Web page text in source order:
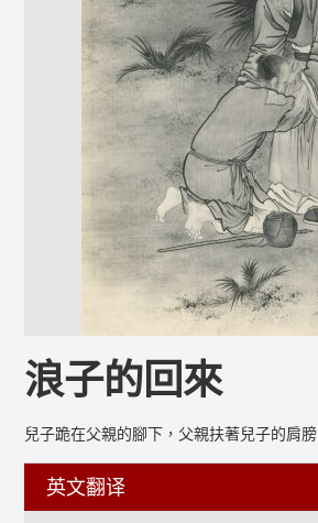
浪子的回來
兒子跪在父親的腳下，父親扶著兒子的肩膀
英文翻译